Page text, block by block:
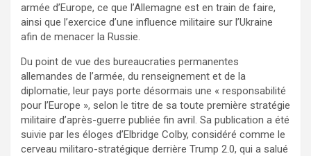
armée d’Europe, ce que l’Allemagne est en train de faire,
ainsi que l’exercice d’une influence militaire sur l’Ukraine
afin de menacer la Russie.
Du point de vue des bureaucraties permanentes
allemandes de l’armée, du renseignement et de la
diplomatie, leur pays porte désormais une « responsabilité
pour l’Europe », selon le titre de sa toute première stratégie
militaire d’après-guerre publiée fin avril. Sa publication a été
suivie par les éloges d’Elbridge Colby, considéré comme le
cerveau militaro-stratégique derrière Trump 2.0, qui a salué